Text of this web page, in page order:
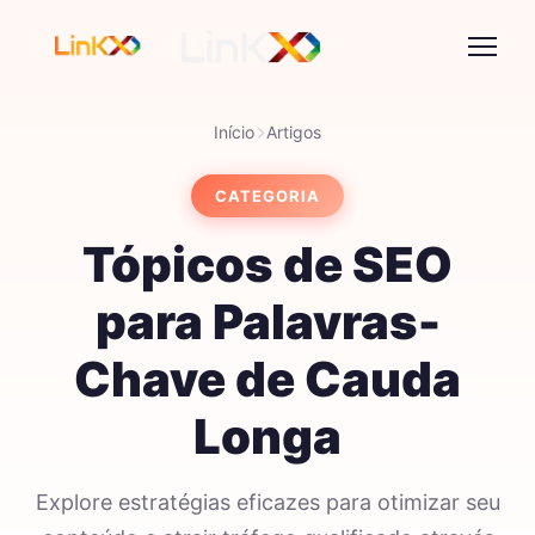
Início Artigos
CATEGORIA
Tópicos de SEO
para Palavras-
Chave de Cauda
Longa
Explore estratégias eficazes para otimizar seu